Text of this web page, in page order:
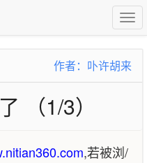
作者：卟许胡来
（1/3）
,若被浏/